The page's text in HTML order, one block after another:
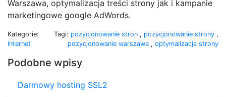
Warszawa, optymalizacja treści strony jak i kampanie
marketingowe google AdWords.
Kategorie:
Internet
Tagi: pozycjonowanie stron , pozycjonowanie strony ,
pozycjonowanie warszawa , optymalizacja strony
Podobne wpisy
Darmowy hosting SSL2